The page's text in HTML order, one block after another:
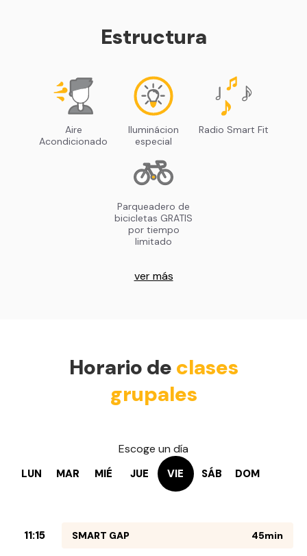
Estructura
Aire
Acondicionado
Iluminácion
especial
Radio Smart Fit
Parqueadero de
bicicletas GRATIS
por tiempo
limitado
ver más
Horario de clases
grupales
Escoge un día
LUN MAR MIÉ JUE VIE SÁB DOM
11:15 SMART GAP 45min